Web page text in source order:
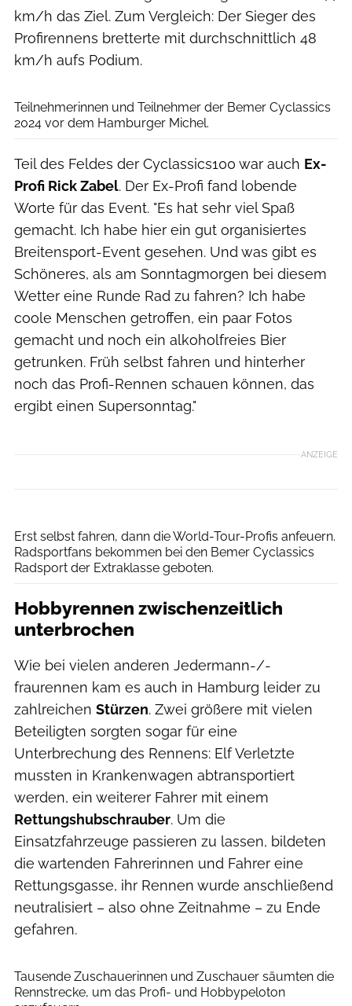
km/h das Ziel. Zum Vergleich: Der Sieger des
Profirennens bretterte mit durchschnittlich 48
km/h aufs Podium.
Teilnehmerinnen und Teilnehmer der Bemer Cyclassics
2024 vor dem Hamburger Michel.
Teil des Feldes der Cyclassics100 war auch Ex-
Profi Rick Zabel. Der Ex-Profi fand lobende
Worte für das Event. "Es hat sehr viel Spaß
gemacht. Ich habe hier ein gut organisiertes
Breitensport-Event gesehen. Und was gibt es
Schöneres, als am Sonntagmorgen bei diesem
Wetter eine Runde Rad zu fahren? Ich habe
coole Menschen getroffen, ein paar Fotos
gemacht und noch ein alkoholfreies Bier
getrunken. Früh selbst fahren und hinterher
noch das Profi-Rennen schauen können, das
ergibt einen Supersonntag."
ANZEIGE
Erst selbst fahren, dann die World-Tour-Profis anfeuern.
Radsportfans bekommen bei den Bemer Cyclassics
Radsport der Extraklasse geboten.
Hobbyrennen zwischenzeitlich
unterbrochen
Wie bei vielen anderen Jedermann-/-
fraurennen kam es auch in Hamburg leider zu
zahlreichen Stürzen. Zwei größere mit vielen
Beteiligten sorgten sogar für eine
Unterbrechung des Rennens: Elf Verletzte
mussten in Krankenwagen abtransportiert
werden, ein weiterer Fahrer mit einem
Rettungshubschrauber. Um die
Einsatzfahrzeuge passieren zu lassen, bildeten
die wartenden Fahrerinnen und Fahrer eine
Rettungsgasse, ihr Rennen wurde anschließend
neutralisiert – also ohne Zeitnahme – zu Ende
gefahren.
Tausende Zuschauerinnen und Zuschauer säumten die
Rennstrecke, um das Profi- und Hobbypeloton